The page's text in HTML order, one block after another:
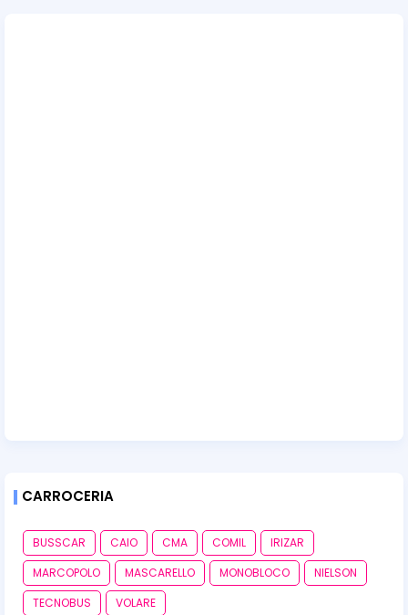
CARROCERIA
BUSSCAR CAIO CMA COMIL
IRIZAR
MARCOPOLO
MASCARELLO MONOBLOCO
NIELSON
TECNOBUS
VOLARE